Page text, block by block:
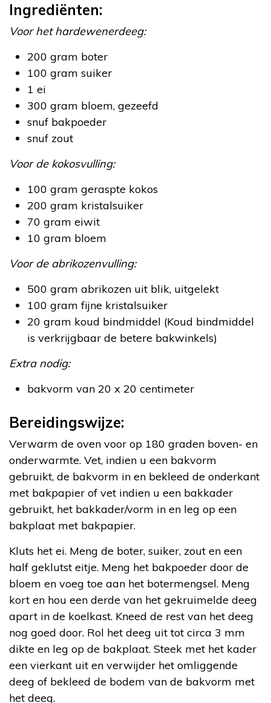
Ingrediënten:
Voor het hardewenerdeeg:
200 gram boter
100 gram suiker
1 ei
300 gram bloem, gezeefd
snuf bakpoeder
snuf zout
Voor de kokosvulling:
100 gram geraspte kokos
200 gram kristalsuiker
70 gram eiwit
10 gram bloem
Voor de abrikozenvulling:
500 gram abrikozen uit blik, uitgelekt
100 gram fijne kristalsuiker
20 gram koud bindmiddel (Koud bindmiddel
is verkrijgbaar de betere bakwinkels)
Extra nodig:
bakvorm van 20 x 20 centimeter
Bereidingswijze:
Verwarm de oven voor op 180 graden boven- en
onderwarmte. Vet, indien u een bakvorm
gebruikt, de bakvorm in en bekleed de onderkant
met bakpapier of vet indien u een bakkader
gebruikt, het bakkader/vorm in en leg op een
bakplaat met bakpapier.
Kluts het ei. Meng de boter, suiker, zout en een
half geklutst eitje. Meng het bakpoeder door de
bloem en voeg toe aan het botermengsel. Meng
kort en hou een derde van het gekruimelde deeg
apart in de koelkast. Kneed de rest van het deeg
nog goed door. Rol het deeg uit tot circa 3 mm
dikte en leg op de bakplaat. Steek met het kader
een vierkant uit en verwijder het omliggende
deeg of bekleed de bodem van de bakvorm met
het deeg.